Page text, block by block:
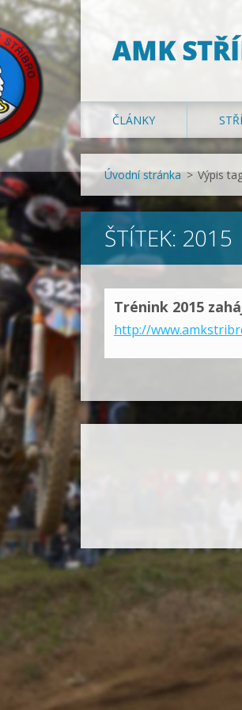
AMK
ČLÁNKY
Úvodní stránka > Výpis
ŠTÍTEK: 2015
Trénink 2015
http://